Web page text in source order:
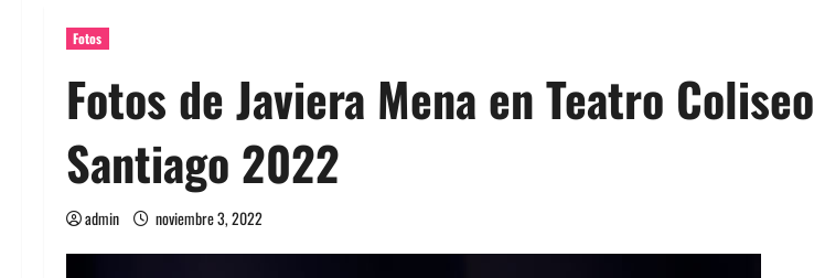
Fotos
Fotos de Javiera Mena en Teatro Coliseo
Santiago 2022
admin noviembre 3, 2022